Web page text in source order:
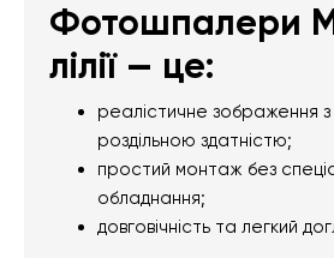
Фотошпалери
лілії — це:
реалістичне зображення
роздільною здатністю;
простий монтаж без
обладнання;
довговічність та легкий